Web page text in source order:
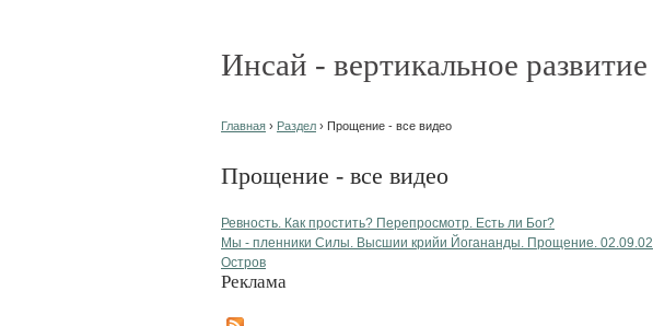
Инсай - вертикальное развитие
Главная › Раздел › Прощение - все видео
Прощение - все видео
Ревность. Как простить? Перепросмотр. Есть ли Бог?
Мы - пленники Силы. Высшии крийи Йогананды. Прощение. 02.09.02
Остров
Реклама